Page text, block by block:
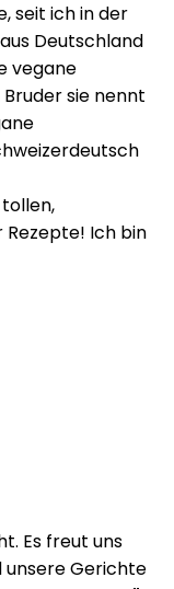
seit ich in der
Deutschland
vegane
Bruder sie nennt
Rezepte! Ich bin
Es freut uns
unsere Gerichte